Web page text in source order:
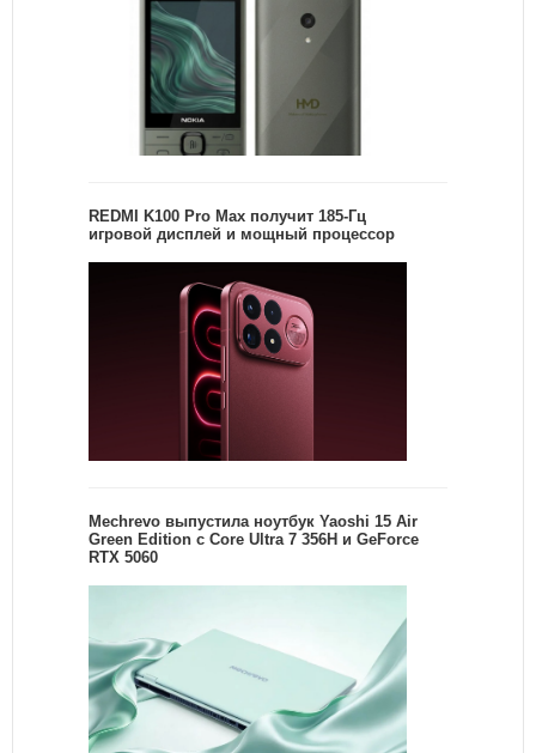
REDMI K100 Pro Max получит 185-Гц
игровой дисплей и мощный процессор
Mechrevo выпустила ноутбук Yaoshi 15 Air
Green Edition с Core Ultra 7 356H и GeForce
RTX 5060